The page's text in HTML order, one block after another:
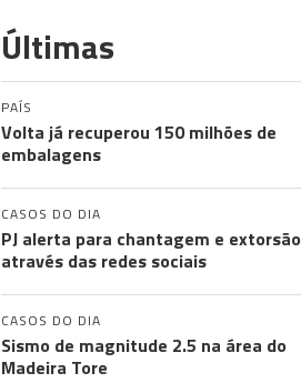
Últimas
PAÍS
Volta já recuperou 150 milhões de
embalagens
CASOS DO DIA
PJ alerta para chantagem e extorsão
através das redes sociais
CASOS DO DIA
Sismo de magnitude 2.5 na área do
Madeira Tore